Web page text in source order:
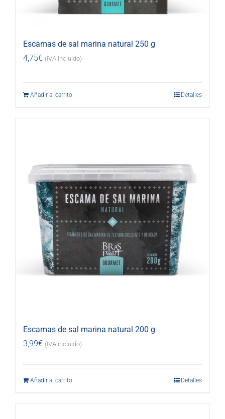
Escamas de sal marina natural 250 g
4,75€ (IVA incluido)
Añadir al carrito Detalles
Escamas de sal marina natural 200 g
3,99€ (IVA incluido)
Añadir al carrito Detalles